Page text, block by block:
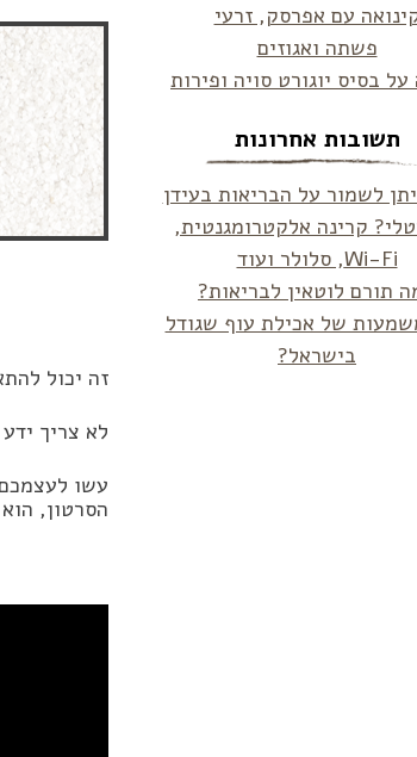
זה יכול
לא צריך
עשו
הסרטון,
עם אפרסק, זרעי
פשתה ואגוזים
על בסיס יוגורט סויה ופירות
תשובות אחרונות
לשמור על הבריאות בעידן
קרינה אלקטרומגנטית,
Wi-Fi, סלולר ועוד
תורם לוטאין לבריאות?
של אכילת עוף שגודל
בישראל?